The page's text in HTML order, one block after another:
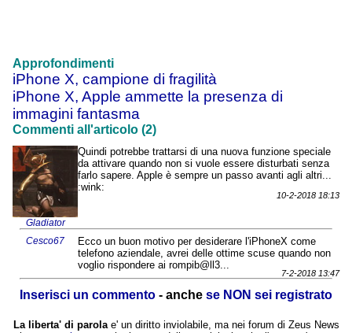
Approfondimenti
iPhone X, campione di fragilità
iPhone X, Apple ammette la presenza di
immagini fantasma
Commenti all'articolo (2)
Gladiator
Quindi potrebbe trattarsi di una nuova funzione speciale
da attivare quando non si vuole essere disturbati senza
farlo sapere. Apple è sempre un passo avanti agli altri...
:wink:
10-2-2018 18:13
Cesco67
Ecco un buon motivo per desiderare l'iPhoneX come
telefono aziendale, avrei delle ottime scuse quando non
voglio rispondere ai rompib@ll3...
7-2-2018 13:47
Inserisci un commento - anche se NON sei registrato
La liberta' di parolae' un diritto inviolabile, ma nei forum di Zeus News